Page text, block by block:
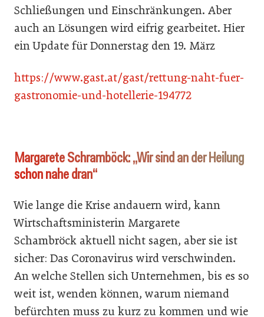
Schließungen und Einschränkungen. Aber
auch an Lösungen wird eifrig gearbeitet. Hier
ein Update für Donnerstag den 19. März
https://www.gast.at/gast/rettung-naht-fuer-
gastronomie-und-hotellerie-194772
Margarete Schramböck: „Wir sind an der Heilung
schon nahe dran“
Wie lange die Krise andauern wird, kann
Wirtschaftsministerin Margarete
Schambröck aktuell nicht sagen, aber sie ist
sicher: Das Coronavirus wird verschwinden.
An welche Stellen sich Unternehmen, bis es so
weit ist, wenden können, warum niemand
befürchten muss zu kurz zu kommen und wie